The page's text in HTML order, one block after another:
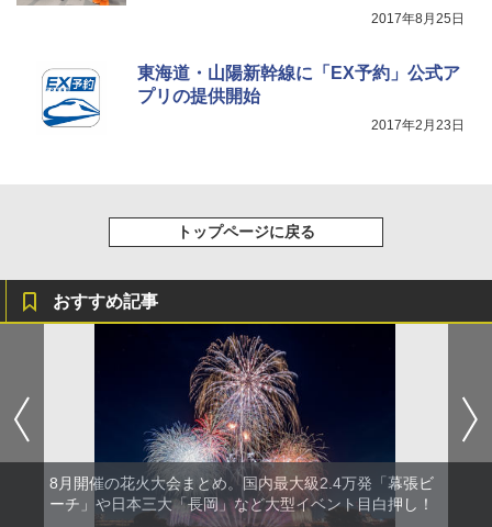
2017年8月25日
東海道・山陽新幹線に「EX予約」公式ア
プリの提供開始
2017年2月23日
トップページに戻る
おすすめ記事
8月開催の花火大会まとめ。国内最大級2.4万発「幕張ビ
ーチ」や日本三大「長岡」など大型イベント目白押し！